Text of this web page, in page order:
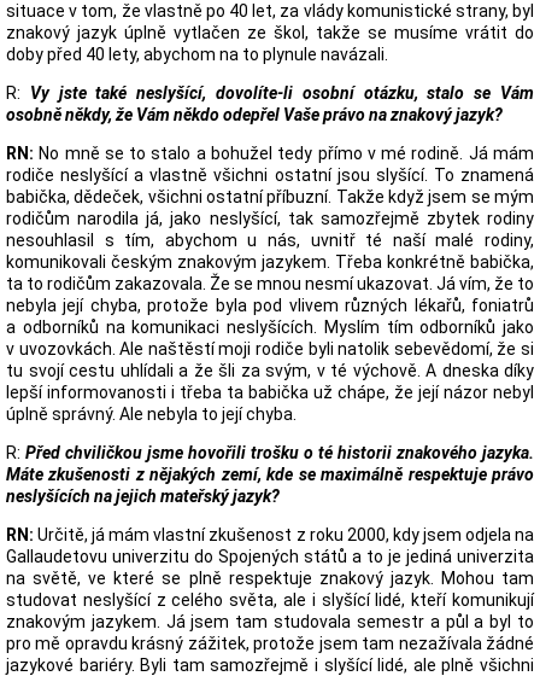
situace v tom, že vlastně po 40 let, za vlády komunistické strany, byl
znakový jazyk úplně vytlačen ze škol, takže se musíme vrátit do
doby před 40 lety, abychom na to plynule navázali.
R: Vy jste také neslyšící, dovolíte-li osobní otázku, stalo se Vám
osobně někdy, že Vám někdo odepřel Vaše právo na znakový jazyk?
RN: No mně se to stalo a bohužel tedy přímo v mé rodině. Já mám
rodiče neslyšící a vlastně všichni ostatní jsou slyšící. To znamená
babička, dědeček, všichni ostatní příbuzní. Takže když jsem se mým
rodičům narodila já, jako neslyšící, tak samozřejmě zbytek rodiny
nesouhlasil s tím, abychom u nás, uvnitř té naší malé rodiny,
komunikovali českým znakovým jazykem. Třeba konkrétně babička,
ta to rodičům zakazovala. Že se mnou nesmí ukazovat. Já vím, že to
nebyla její chyba, protože byla pod vlivem různých lékařů, foniatrů
a odborníků na komunikaci neslyšících. Myslím tím odborníků jako
v uvozovkách. Ale naštěstí moji rodiče byli natolik sebevědomí, že si
tu svojí cestu uhlídali a že šli za svým, v té výchově. A dneska díky
lepší informovanosti i třeba ta babička už chápe, že její názor nebyl
úplně správný. Ale nebyla to její chyba.
R: Před chviličkou jsme hovořili trošku o té historii znakového jazyka.
Máte zkušenosti z nějakých zemí, kde se maximálně respektuje právo
neslyšících na jejich mateřský jazyk?
RN: Určitě, já mám vlastní zkušenost z roku 2000, kdy jsem odjela na
Gallaudetovu univerzitu do Spojených států a to je jediná univerzita
na světě, ve které se plně respektuje znakový jazyk. Mohou tam
studovat neslyšící z celého světa, ale i slyšící lidé, kteří komunikují
znakovým jazykem. Já jsem tam studovala semestr a půl a byl to
pro mě opravdu krásný zážitek, protože jsem tam nezažívala žádné
jazykové bariéry. Byli tam samozřejmě i slyšící lidé, ale plně všichni